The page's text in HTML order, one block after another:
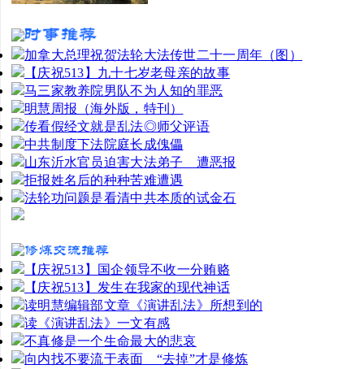
加拿大总理祝贺法轮大法传世二十一周年（图）
【庆祝513】九十七岁老母亲的故事
马三家教养院男队不为人知的罪恶
明慧周报（海外版，特刊）
传看假经文就是乱法◎师父评语
中共制度下法院庭长成傀儡
山东沂水官员迫害大法弟子 遭恶报
拒报姓名后的种种苦难遭遇
法轮功问题是看清中共本质的试金石
【庆祝513】国企领导不收一分贿赂
【庆祝513】发生在我家的现代神话
读明慧编辑部文章《演讲乱法》所想到的
读《演讲乱法》一文有感
不真修是一个生命最大的悲哀
向内找不要流于表面 “去掉”才是修炼